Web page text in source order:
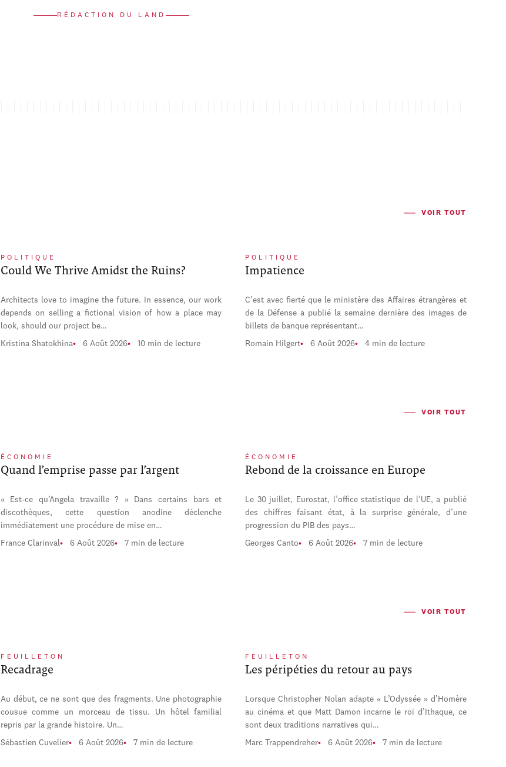
RÉDACTION DU LAND
VOIR TOUT
POLITIQUE
Could We Thrive Amidst the Ruins?
Architects love to imagine the future. In essence, our work
depends on selling a fictional vision of how a place may
look, should our project be…
Kristina Shatokhina 6 Août 2026 10 min de lecture
POLITIQUE
Impatience
C'est avec fierté que le ministère des Affaires étrangères et
de la Défense a publié la semaine dernière des images de
billets de banque représentant…
Romain Hilgert 6 Août 2026 4 min de lecture
VOIR TOUT
ÉCONOMIE
Quand l’emprise passe par l’argent
« Est-ce qu’Angela travaille ? » Dans certains bars et
discothèques, cette question anodine déclenche
immédiatement une procédure de mise en…
France Clarinval 6 Août 2026 7 min de lecture
ÉCONOMIE
Rebond de la croissance en Europe
Le 30 juillet, Eurostat, l’office statistique de l’UE, a publié
des chiffres faisant état, à la surprise générale, d’une
progression du PIB des pays…
Georges Canto 6 Août 2026 7 min de lecture
VOIR TOUT
FEUILLETON
Recadrage
Au début, ce ne sont que des fragments. Une photographie
cousue comme un morceau de tissu. Un hôtel familial
repris par la grande histoire. Un…
Sébastien Cuvelier 6 Août 2026 7 min de lecture
FEUILLETON
Les péripéties du retour au pays
Lorsque Christopher Nolan adapte « L’Odyssée » d’Homère
au cinéma et que Matt Damon incarne le roi d’Ithaque, ce
sont deux traditions narratives qui…
Marc Trappendreher 6 Août 2026 7 min de lecture